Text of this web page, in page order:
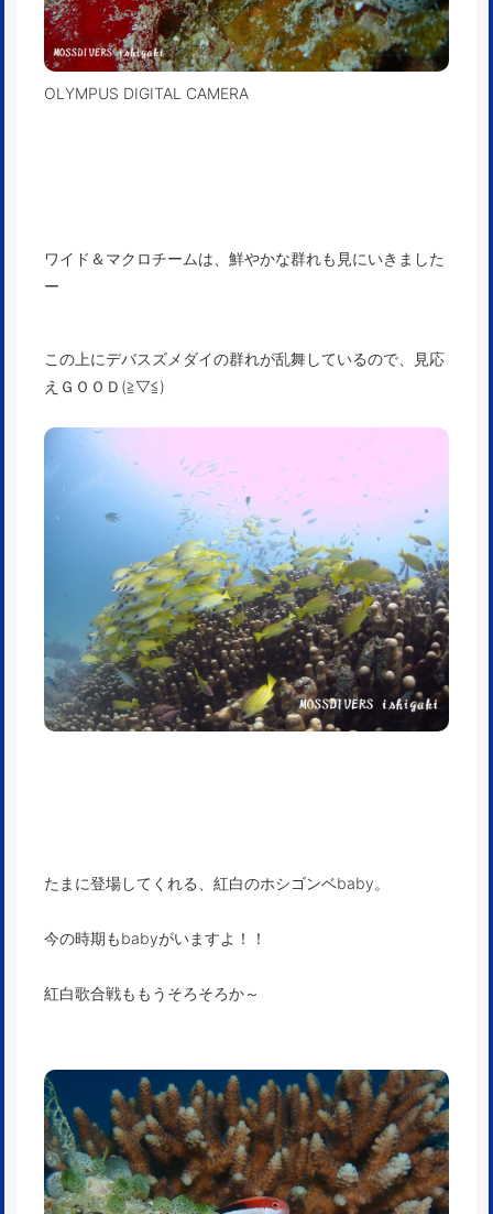
OLYMPUS DIGITAL CAMERA
ワイド＆マクロチームは、鮮やかな群れも見にいきました
ー
この上にデバスズメダイの群れが乱舞しているので、見応
えＧＯＯＤ(≧▽≦)
たまに登場してくれる、紅白のホシゴンベbaby。
今の時期もbabyがいますよ！！
紅白歌合戦ももうそろそろか～